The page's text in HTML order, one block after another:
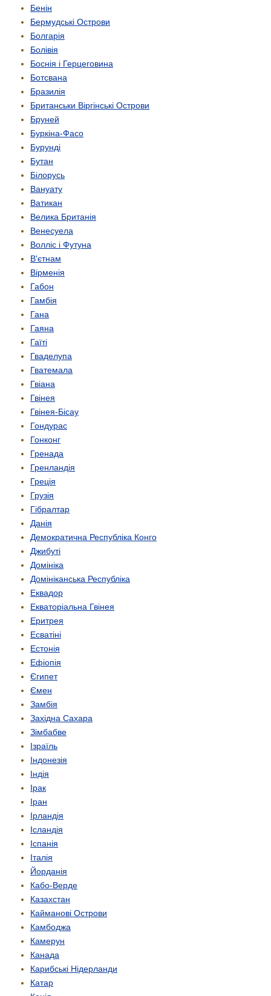
Бенін
Бермудські Острови
Болгарія
Болівія
Боснія і Герцеговина
Ботсвана
Бразилія
Британськи Віргінські Острови
Бруней
Буркіна-Фасо
Бурунді
Бутан
Білорусь
Вануату
Ватикан
Велика Британія
Венесуела
Волліс і Футуна
В'єтнам
Вірменія
Габон
Гамбія
Гана
Гаяна
Гаїті
Гваделупа
Гватемала
Гвіана
Гвінея
Гвінея-Бісау
Гондурас
Гонконг
Гренада
Гренландія
Греція
Грузія
Гібралтар
Данія
Демократична Республіка Конго
Джибуті
Домініка
Домініканська Республіка
Еквадор
Екваторіальна Гвінея
Еритрея
Есватіні
Естонія
Ефіопія
Єгипет
Ємен
Замбія
Західна Сахара
Зімбабве
Ізраїль
Індонезія
Індія
Ірак
Іран
Ірландія
Ісландія
Іспанія
Італія
Йорданія
Кабо-Верде
Казахстан
Кайманові Острови
Камбоджа
Камерун
Канада
Карибські Нідерланди
Катар